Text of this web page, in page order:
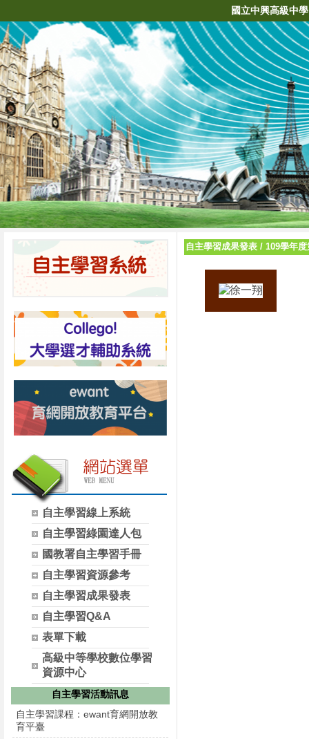
國立中興高級中學
自主學習線上系統
自主學習綠園達人包
國教署自主學習手冊
自主學習資源參考
自主學習成果發表
自主學習Q&A
表單下載
高級中等學校數位學習
資源中心
自主學習活動訊息
自主學習課程：ewant育網開放教
育平臺
自主學習成果發表 / 109學年